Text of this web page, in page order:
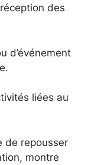
des
d’événement
liées au
de repousser
montre